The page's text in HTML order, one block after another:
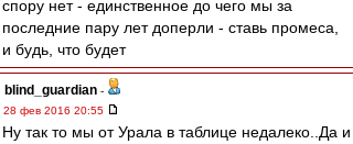
спору нет - единственное до чего мы за
последние пару лет доперли - ставь промеса,
и будь, что будет
blind_guardian -
28 фев 2016 20:55
Ну так то мы от Урала в таблице недалеко..Да и